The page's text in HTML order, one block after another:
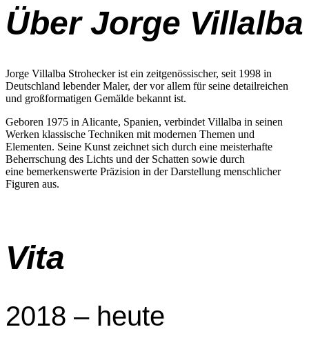
Über Jorge Villalba
Jorge Villalba Strohecker ist ein zeitgenössischer, seit 1998 in
Deutschland lebenderMaler, der vor allem für seine detailreichen
und großformatigen Gemälde bekannt ist.
Geboren 1975 in Alicante, Spanien, verbindet Villalba in seinen
Werken klassische Techniken mit modernen Themen und
Elementen. Seine Kunst zeichnet sich durch eine meisterhafte
Beherrschung des Lichts und der Schatten sowie durch
eine bemerkenswerte Präzision in der Darstellung menschlicher
Figuren aus.
Vita
2018 – heute